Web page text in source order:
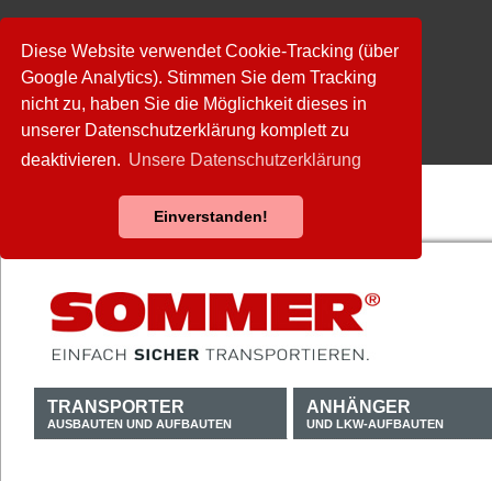
Diese Website verwendet Cookie-Tracking (über
Google Analytics). Stimmen Sie dem Tracking
nicht zu, haben Sie die Möglichkeit dieses in
unserer Datenschutzerklärung komplett zu
deaktivieren. Unsere Datenschutzerklärung
Einverstanden!
TRANSPORTER
AUSBAUTEN UND AUFBAUTEN
ANHÄNGER
UND LKW-AUFBAUTEN